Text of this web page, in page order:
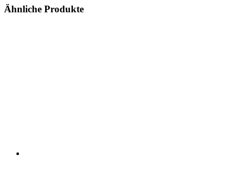
Ähnliche Produkte